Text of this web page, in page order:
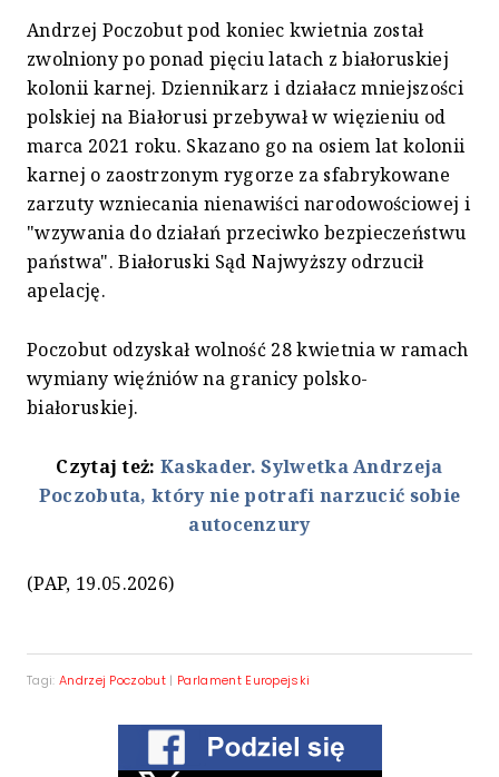
Andrzej Poczobut pod koniec kwietnia został
zwolniony po ponad pięciu latach z białoruskiej
kolonii karnej. Dziennikarz i działacz mniejszości
polskiej na Białorusi przebywał w więzieniu od
marca 2021 roku. Skazano go na osiem lat kolonii
karnej o zaostrzonym rygorze za sfabrykowane
zarzuty wzniecania nienawiści narodowościowej i
"wzywania do działań przeciwko bezpieczeństwu
państwa". Białoruski Sąd Najwyższy odrzucił
apelację.
Poczobut odzyskał wolność 28 kwietnia w ramach
wymiany więźniów na granicy polsko-
białoruskiej.
Czytaj też:Kaskader. Sylwetka Andrzeja
Poczobuta, który nie potrafi narzucić sobie
autocenzury
(PAP, 19.05.2026)
Tagi: Andrzej Poczobut | Parlament Europejski